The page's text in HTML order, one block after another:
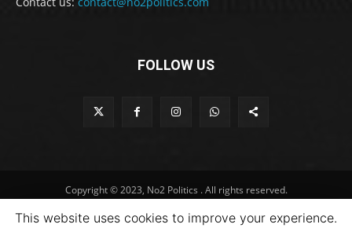
FOLLOW US
Copyright © 2023, No2 Politics . All rights reserved.
This website uses cookies to improve your experience.